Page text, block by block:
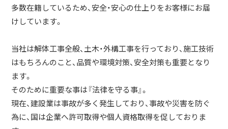
多数在籍しているため、安全・安心の仕上りをお客様にお届
けしています。
当社は解体工事全般、土木・外構工事を行っており、施工技術
はもちろんのこと、品質や環境対策、安全対策も重要となり
ます。
そのために重要な事は『法律を守る事』。
現在、建設業は事故が多く発生しており、事故や災害を防ぐ
為に、国は企業へ許可取得や個人資格取得を促しておりま